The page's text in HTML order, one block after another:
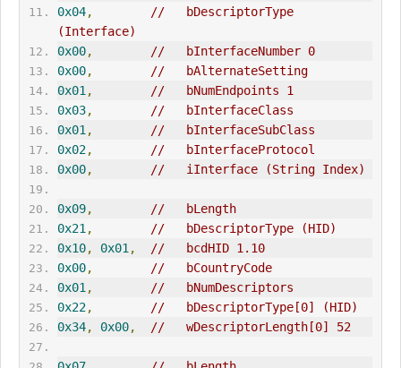
0x04,
//   bDescriptorType
(Interface)
0x00,
//   bInterfaceNumber 0
0x00,
//   bAlternateSetting
0x01 ,
//   bNumEndpoints 1
0x03,
//   bInterfaceClass
0x01 ,
//   bInterfaceSubClass
0x02,
//   bInterfaceProtocol
0x00, //   iInterface (String Index)
0x09,
//   bLength
0x21 , //   bDescriptorType (HID)
0x10, 0x01 , //   bcdHID 1.10
0x00,
//   bCountryCode
0x01 ,
//   bNumDescriptors
0x22, //   bDescriptorType[0] (HID)
0x34, 0x00, //   wDescriptorLength[0] 52